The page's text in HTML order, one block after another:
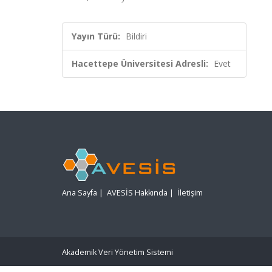
Yayın Türü: Bildiri
Hacettepe Üniversitesi Adresli: Evet
Ana Sayfa | AVESİS Hakkında | İletişim
Akademik Veri Yönetim Sistemi